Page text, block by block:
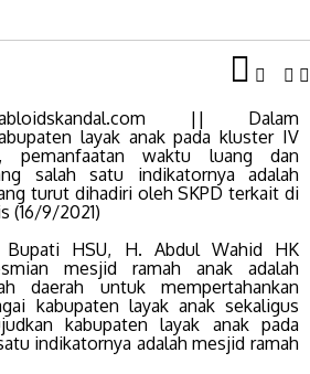
|| Dalam
layak anak pada kluster IV
pemanfaatan waktu luang dan
salah satu indikatornya adalah
turut dihadiri oleh SKPD terkait di
(16/9/2021)
Bupati HSU, H. Abdul Wahid HK
mesjid ramah anak adalah
daerah untuk mempertahankan
kabupaten layak anak sekaligus
kabupaten layak anak pada
indikatornya adalah mesjid ramah